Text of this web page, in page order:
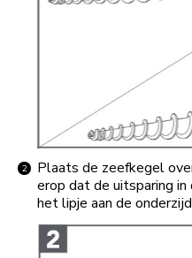
Plaats de zeefkegel
erop dat de uitsparing
het lipje aan de